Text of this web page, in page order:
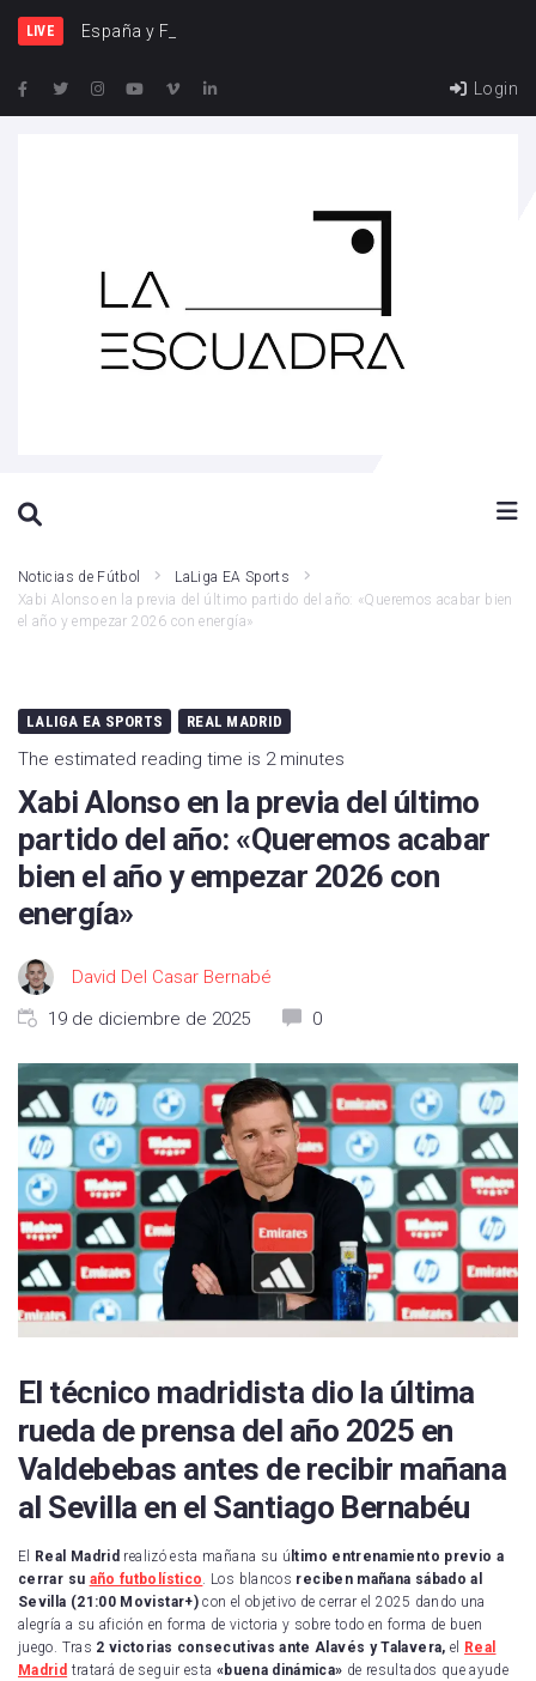
LIVE España y Francia, una rival
Login
Noticias de Fútbol
LaLiga EA Sports
Xabi Alonso en la previa del último partido del año: «Queremos acabar bien
el año y empezar 2026 con energía»
LALIGA EA SPORTS REAL MADRID
The estimated reading time is 2 minutes
Xabi Alonso en la previa del último
partido del año: «Queremos acabar
bien el año y empezar 2026 con
energía»
David Del Casar Bernabé
19 de diciembre de 2025
0
El técnico madridista dio la última
rueda de prensa del año 2025 en
Valdebebas antes de recibir mañana
al Sevilla en el Santiago Bernabéu
El Real Madrid realizó esta mañana su ú ltimo entrenamiento previo a
cerrar su año futbolístico. Los blancos reciben mañana sábado al
Sevilla (21:00 Movistar+) con el objetivo de cerrar el 2025 dando una
alegría a su afición en forma de victoria y sobre todo en forma de buen
juego. Tras 2 victorias consecutivas ante Alavés y Talavera, el
Real
Madrid tratará de seguir esta «buena dinámica» de resultados que ayude